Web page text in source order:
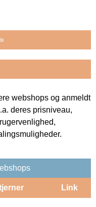
webshops og anmeldt
deres prisniveau,
Link